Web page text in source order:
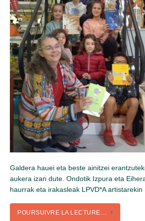
Galdera hauei eta beste ainitzei
aukera izan dute. Ondotik Izpura eta
haurrak eta irakasleak LPVD*A
POURSUIVRE LA LECTURE…